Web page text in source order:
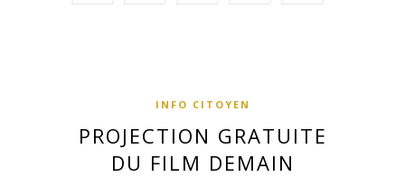
INFO CITOYEN
PROJECTION GRATUITE
DU FILM DEMAIN